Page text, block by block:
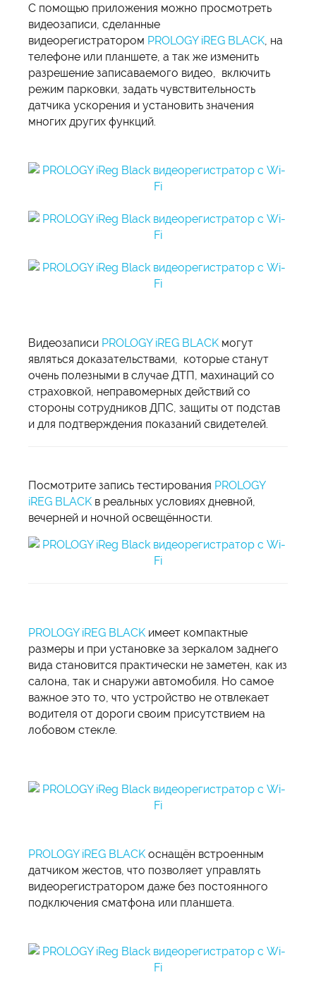
С помощью приложения можно просмотреть
видеозаписи, сделанные
видеорегистратором PROLOGY iREG BLACK, на
телефоне или планшете, а так же изменить
разрешение записаваемого видео, включить
режим парковки, задать чувствительность
датчика ускорения и установить значения
многих других функций.
Видеозаписи PROLOGY iREG BLACK могут
являться доказательствами, которые станут
очень полезными в случае ДТП, махинаций со
страховкой, неправомерных действий со
стороны сотрудников ДПС, защиты от подстав
и для подтверждения показаний свидетелей.
Посмотрите запись тестирования PROLOGY
iREG BLACK в реальных условиях дневной,
вечерней и ночной освещённости.
PROLOGY iREG BLACK имеет компактные
размеры и при установке за зеркалом заднего
вида становится практически не заметен, как из
салона, так и снаружи автомобиля. Но самое
важное это то, что устройство не отвлекает
водителя от дороги своим присутствием на
лобовом стекле.
PROLOGY iREG BLACK оснащён встроенным
датчиком жестов, что позволяет управлять
видеорегистратором даже без постоянного
подключения сматфона или планшета.